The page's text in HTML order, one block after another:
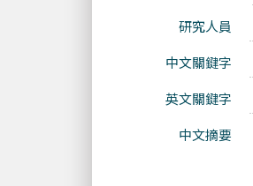
研究人員
中文關鍵字
英文關鍵字
中文摘要